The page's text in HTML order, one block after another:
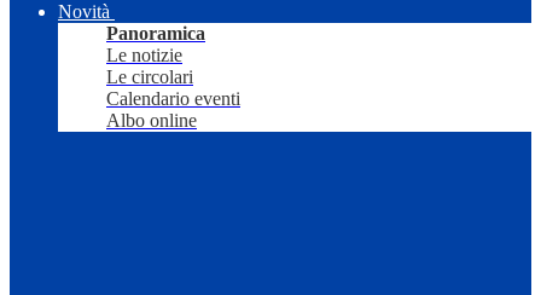
Novità
Panoramica
Le notizie
Le circolari
Calendario eventi
Albo online